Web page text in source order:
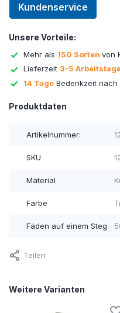
Kundenservice
Unsere Vorteile:
Mehr als 150 Sorten von
Lieferzeit 3-5
14 Tage Bedenkzeit nach
Produktdaten
Artikelnummer:
SKU
Material
Farbe
Fäden auf einem Steg
Teilen
Weitere Varianten